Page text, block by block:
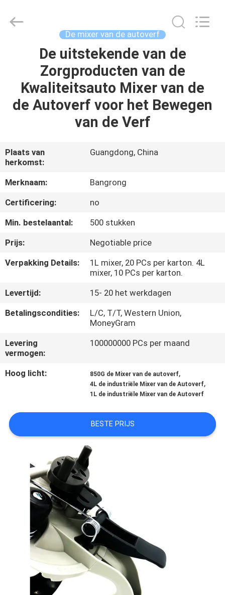
PRODUCTEN
FABRIEKSREIS
KWALITEITSCONTROLE
CONTACTEER
ONS
VERZOEK
EEN
CITAAT
PRIVACY
Automotive
Supplies
De mixer van de autoverf
De uitstekende van de
Zorgproducten van de
Kwaliteitsauto Mixer van de
de Autoverf voor het Bewegen
van de Verf
Plaats van
herkomst:
Guangdong, China
Merknaam:
Bangrong
Certificering:
no
Min. bestelaantal:
500 stukken
Prijs:
Negotiable price
Verpakking Details:
1L mixer, 20 PCs per karton. 4L
mixer, 10 PCs per karton.
Levertijd:
15- 20 het werkdagen
Betalingscondities:
L/C, T/T, Western Union,
MoneyGram
Levering
vermogen:
100000000 PCs per maand
Hoog licht: 850G de Mixer van de autoverf,
4L de industriële Mixer van de Autoverf,
1L de industriële Mixer van de Autoverf
BESTE PRIJS